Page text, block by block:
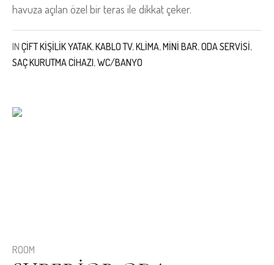
havuza açılan özel bir teras ile dikkat çeker.
IN ÇIFT KIŞILIK YATAK,KABLO TV,KLIMA,MINI BAR,ODA SERVISI,
SAÇ KURUTMA CIHAZI,WC/BANYO
ROOM